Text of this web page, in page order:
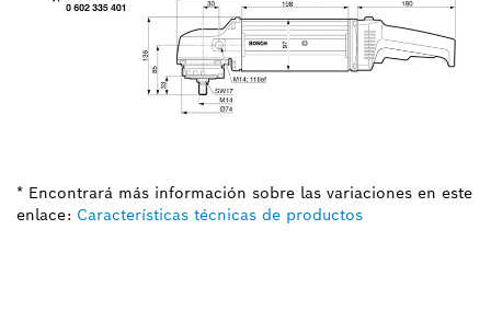
* Encontrará más información sobre las variaciones en este
enlace: Características técnicas de productos